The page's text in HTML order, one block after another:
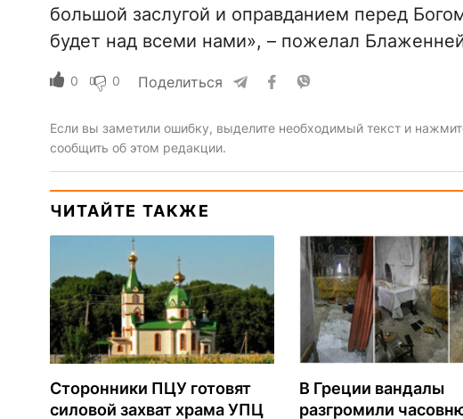
большой заслугой и оправданием перед
будет над всеми нами», – пожелал
0 0 Поделиться
Если вы заметили ошибку, выделите необходимый текст и
сообщить об этом редакции.
ЧИТАЙТЕ ТАКЖЕ
Сторонники ПЦУ готовят
силовой захват храма УПЦ
В Греции вандалы
разгромили